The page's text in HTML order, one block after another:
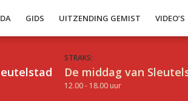
GIDS UITZENDING GEMIST VIDEO’S
STRAKS:
De middag van
12.00 - 18.00 uur